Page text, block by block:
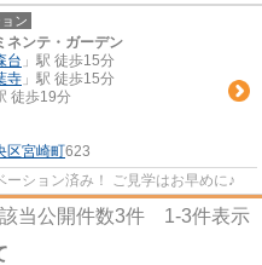
のある...
ン
ネンテ・ガーデン
台 」駅 徒歩15分
寺 」駅 徒歩15分
徒歩19分
区宮崎町623
ーション済み！ ご見学はお早めに♪
該当公開件数3件 1-3件表示